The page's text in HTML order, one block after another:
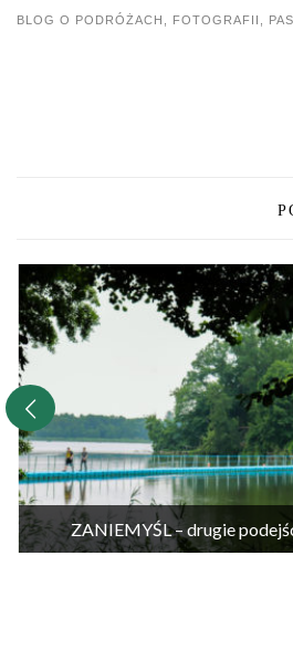
BLOG O PODRÓŻACH, FOTOGRAFII,
ZANIEMYŚL – drugie